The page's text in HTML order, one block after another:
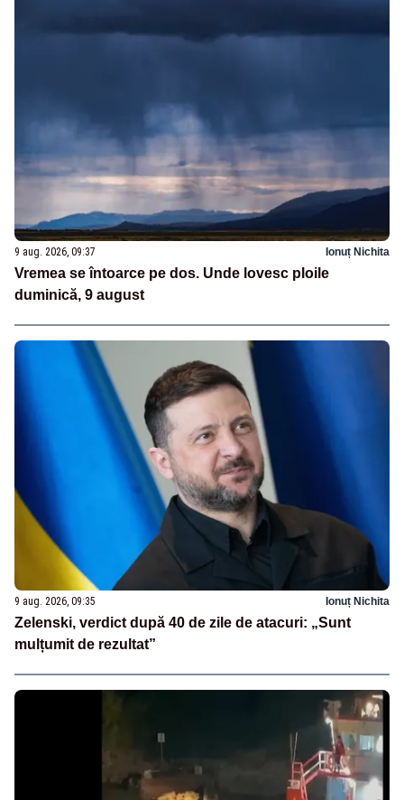
9 aug. 2026, 09:37 Ionuț Nichita
Vremea se întoarce pe dos. Unde lovesc ploile
duminică, 9 august
9 aug. 2026, 09:35 Ionuț Nichita
Zelenski, verdict după 40 de zile de atacuri: „Sunt
mulțumit de rezultat”